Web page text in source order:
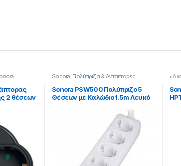
2 θέσεων
Sonora,Πολύπριζα & Αντάπτορες
Sonora PSW500 Πολύπριζο 5
Θέσεων με Καλώδιο 1.5m Λευκό
•